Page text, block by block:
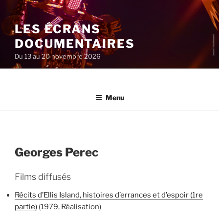
au
contenu
principal
LES ÉCRANS
DOCUMENTAIRES
Du 13 au 20 novembre 2026
Menu
Georges Perec
Films diffusés
Récits d’Ellis Island, histoires d’errances et d’espoir (1re
partie) (1979, Réalisation)